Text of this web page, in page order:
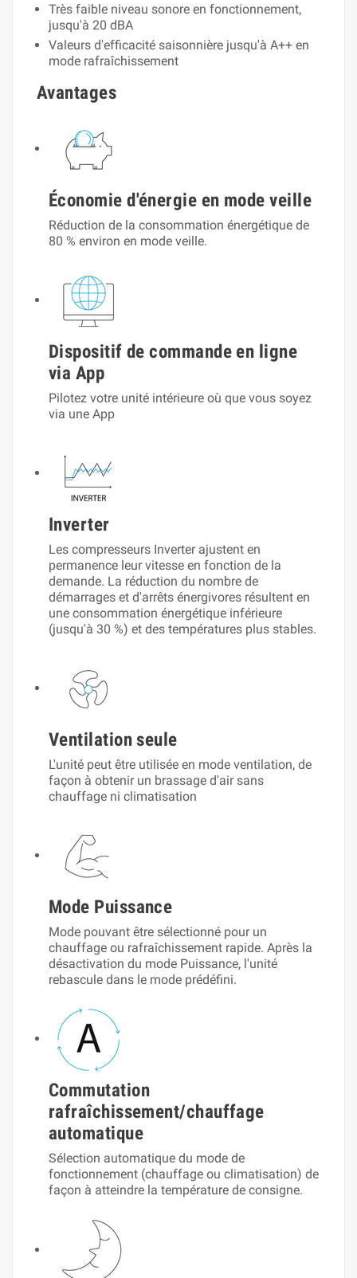
Très faible niveau sonore en fonctionnement,
jusqu'à 20 dBA
Valeurs d'efficacité saisonnière jusqu'à A++ en
mode rafraîchissement
Avantages
Économie d'énergie en mode veille
Réduction de la consommation énergétique de
80 % environ en mode veille.
Dispositif de commande en ligne
via App
Pilotez votre unité intérieure où que vous soyez
via une App
Inverter
Les compresseurs Inverter ajustent en
permanence leur vitesse en fonction de la
demande. La réduction du nombre de
démarrages et d'arrêts énergivores résultent en
une consommation énergétique inférieure
(jusqu'à 30 %) et des températures plus stables.
Ventilation seule
L'unité peut être utilisée en mode ventilation, de
façon à obtenir un brassage d'air sans
chauffage ni climatisation
Mode Puissance
Mode pouvant être sélectionné pour un
chauffage ou rafraîchissement rapide. Après la
désactivation du mode Puissance, l'unité
rebascule dans le mode prédéfini.
Commutation
rafraîchissement/chauffage
automatique
Sélection automatique du mode de
fonctionnement (chauffage ou climatisation) de
façon à atteindre la température de consigne.